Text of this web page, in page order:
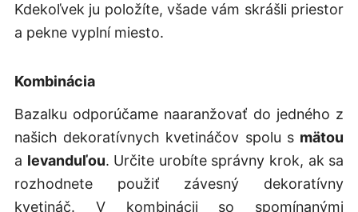
Kdekoľvek ju položíte, všade vám skrášli priestor
a pekne vyplní miesto.
Kombinácia
Bazalku odporúčame naaranžovať do jedného z
našich dekoratívnych kvetináčov spolu s mätou
a levanduľou. Určite urobíte správny krok, ak sa
rozhodnete použiť závesný dekoratívny
kvetináč. V kombinácii so spomínanými